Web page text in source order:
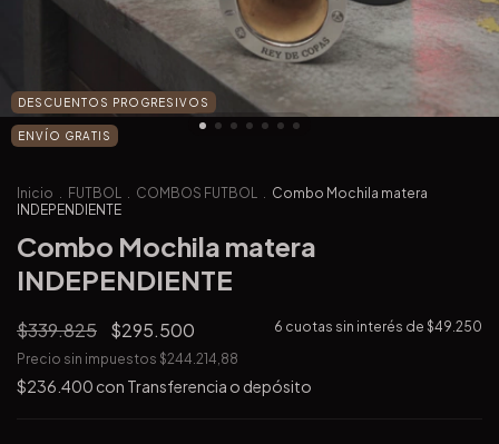
DESCUENTOS PROGRESIVOS
ENVÍO GRATIS
Inicio . FUTBOL . COMBOS FUTBOL . Combo Mochila matera
INDEPENDIENTE
Combo Mochila matera
INDEPENDIENTE
$339.825 $295.500 6 cuotas sin interés de $49.250
Precio sin impuestos $244.214,88
$236.400 con Transferencia o depósito